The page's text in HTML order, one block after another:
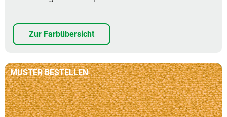
Zur Farbübersicht
MUSTER BESTELLEN